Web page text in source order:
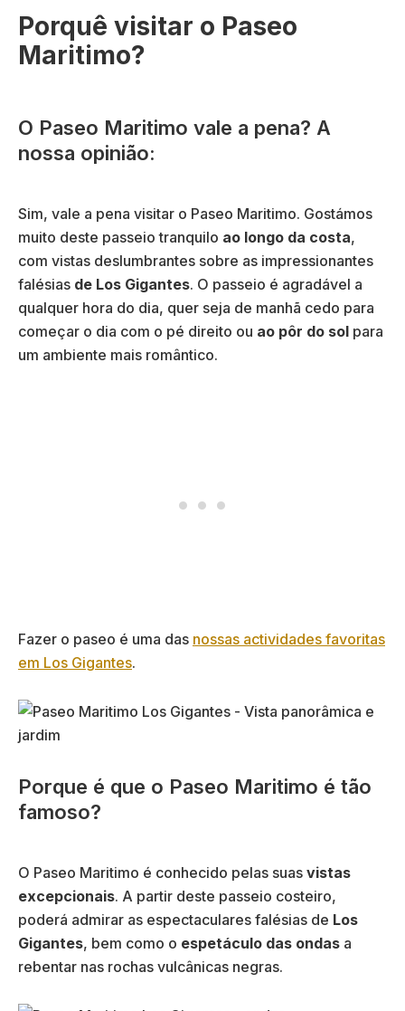
Porquê visitar o Paseo
Maritimo?
O Paseo Maritimo vale a pena? A
nossa opinião:
Sim, vale a pena visitar o Paseo Maritimo. Gostámos
muito deste passeio tranquilo ao longo da costa,
com vistas deslumbrantes sobre as impressionantes
falésias de Los Gigantes. O passeio é agradável a
qualquer hora do dia, quer seja de manhã cedo para
começar o dia com o pé direito ou ao pôr do sol para
um ambiente mais romântico.
Fazer o paseo é uma das nossas actividades favoritas
em Los Gigantes.
Porque é que o Paseo Maritimo é tão
famoso?
O Paseo Maritimo é conhecido pelas suas vistas
excepcionais. A partir deste passeio costeiro,
poderá admirar as espectaculares falésias de Los
Gigantes, bem como o espetáculo das ondas a
rebentar nas rochas vulcânicas negras.